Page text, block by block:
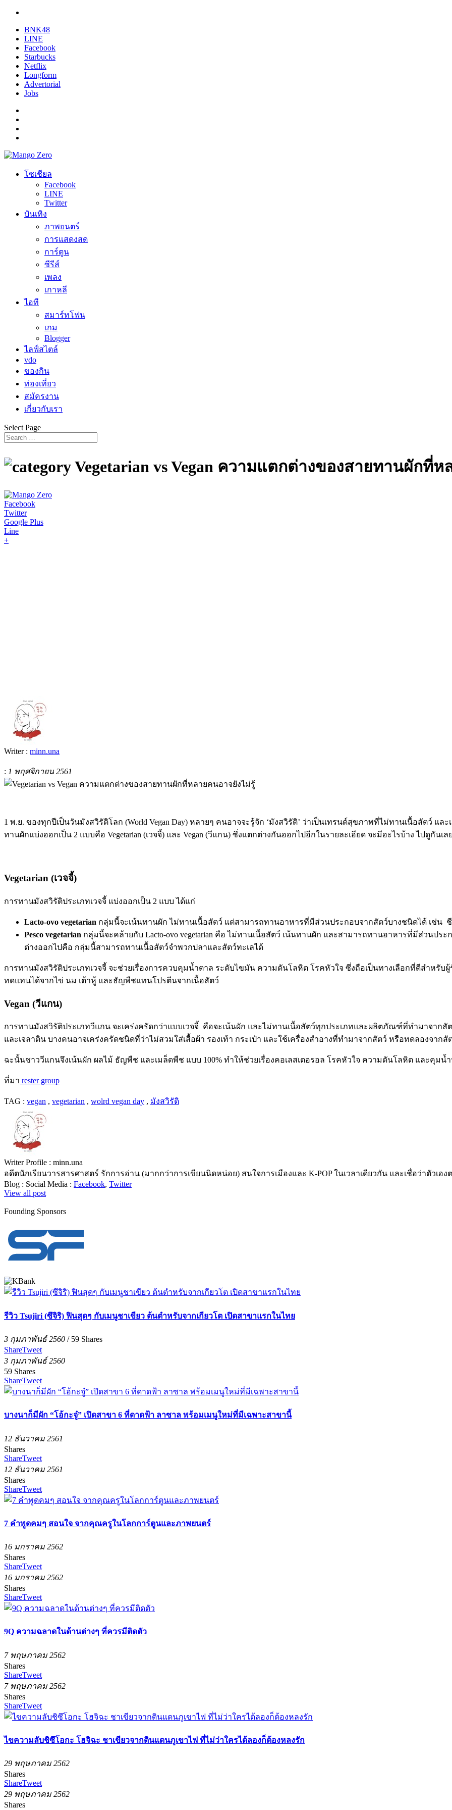
BNK48
LINE
Facebook
Starbucks
Netflix
Longform
Advertorial
Jobs
โซเชียล
Facebook
LINE
Twitter
บันเทิง
ภาพยนตร์
การแสดงสด
การ์ตูน
ซีรีส์
เพลง
เกาหลี
ไอที
สมาร์ทโฟน
เกม
Blogger
ไลฟ์สไตล์
vdo
ของกิน
ท่องเที่ยว
สมัครงาน
เกี่ยวกับเรา
Select Page
Vegetarian vs Vegan ความแตกต่างของสายทานผักที่
Facebook
Twitter
Google Plus
Line
+
Writer : minn.una
: 1 พฤศจิกายน 2561
1 พ.ย. ของทุกปีเป็นวันมังสวิรัติโลก (World Vegan Day) หลายๆ คนอาจจะรู้จัก ‘มังสวิรัติ’ ว่าเป็นเทรนด์สุขภาพที่ไม่ทานเนื้อสัตว์ แ
ทานผักแบ่งออกเป็น 2 แบบคือ Vegetarian (เวจจี้) และ Vegan (วีแกน) ซึ่งแตกต่างกันออกไปอีกในรายละเอียด จะมีอะไรบ้าง ไปดูกันเล
Vegetarian (เวจจี้)
การทานมังสวิรัติประเภทเวจจี้ แบ่งออกเป็น 2 แบบ ได้แก่
Lacto-ovo vegetarian กลุ่มนี้จะเน้นทานผัก ไม่ทานเนื้อสัตว์ แต่สามารถทานอาหารที่มีส่วนประกอบจากสัตว์บางชนิดได้ เช่น
Pesco vegetarian กลุ่มนี้จะคล้ายกับ Lacto-ovo vegetarian คือ ไม่ทานเนื้อสัตว์ เน้นทานผัก และสามารถทานอาหารที่มีส่วนป
ต่างออกไปคือ กลุ่มนี้สามารถทานเนื้อสัตว์จำพวกปลาและสัตว์ทะเลได้
การทานมังสวิรัติประเภทเวจจี้ จะช่วยเรื่องการควบคุมน้ำตาล ระดับไขมัน ความดันโลหิต โรคหัวใจ ซึ่งถือเป็นทางเลือกที่ดีสำหรั
ทดแทนได้จากไข่ นม เต้าหู้ และธัญพืชแทนโปรตีนจากเนื้อสัตว์
Vegan (วีแกน)
การทานมังสวิรัติประเภทวีแกน จะเคร่งครัดกว่าแบบเวจจี้ คือจะเน้นผัก และไม่ทานเนื้อสัตว์ทุกประเภทและผลิตภัณฑ์ที่ทำมาจากสั
และเจลาติน บางคนอาจเคร่งครัดชนิดที่ว่าไม่สวมใส่เสื้อผ้า รองเท้า กระเป๋า และใช้เครื่องสําอางที่ทํามาจากสัตว์ หรือทดลองจากสั
ฉะนั้นชาววีแกนจึงเน้นผัก ผลไม้ ธัญพืช และเมล็ดพืช แบบ 100% ทำให้ช่วยเรื่องคอเลสเตอรอล โรคหัวใจ ความดันโลหิต และคุมน้
ที่มา rester group
TAG : vegan , vegetarian , wolrd vegan day , มังสวิรัติ
Writer Profile : minn.una
อดีตนักเรียนวารสารศาสตร์ รักการอ่าน (มากกว่าการเขียนนิดหน่อย) สนใจการเมืองและ K-POP ในเวลาเดียวกัน และเชื่อว่าตัวเ
Blog : Social Media : Facebook, Twitter
View all post
Founding Sponsors
รีวิว Tsujiri (ซึจิริ) ฟินสุดๆ กับเมนูชาเขียว ต้นตำหรับจากเกียวโต เปิดสาขาแรกในไทย
3 กุมภาพันธ์ 2560 / 59 Shares
ShareTweet
3 กุมภาพันธ์ 2560
59 Shares
ShareTweet
บางนาก็มีผัก “โอ้กะจู๋” เปิดสาขา 6 ที่ดาดฟ้า ลาซาล พร้อมเมนูใหม่ที่มีเฉพาะสาขานี้
12 ธันวาคม 2561
Shares
ShareTweet
12 ธันวาคม 2561
Shares
ShareTweet
7 คำพูดคมๆ สอนใจ จากคุณครูในโลกการ์ตูนและภาพยนตร์
16 มกราคม 2562
Shares
ShareTweet
16 มกราคม 2562
Shares
ShareTweet
9Q ความฉลาดในด้านต่างๆ ที่ควรมีติดตัว
7 พฤษภาคม 2562
Shares
ShareTweet
7 พฤษภาคม 2562
Shares
ShareTweet
ไขความลับชิซึโอกะ โฮจิฉะ ชาเขียวจากดินแดนภูเขาไฟ ที่ไม่ว่าใครได้ลองก็ต้องหลงรัก
29 พฤษภาคม 2562
Shares
ShareTweet
29 พฤษภาคม 2562
Shares